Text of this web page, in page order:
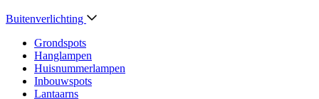
Buitenverlichting
Grondspots
Hanglampen
Huisnummerlampen
Inbouwspots
Lantaarns